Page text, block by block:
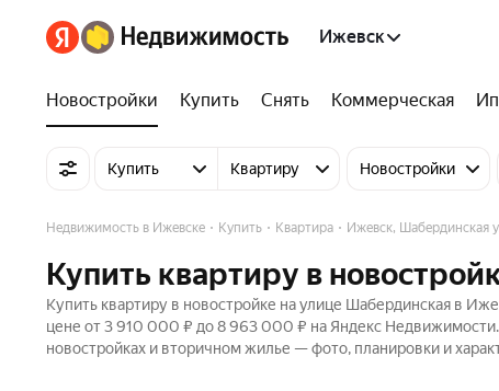
Ижевск
Новостройки Купить Снять Коммерческая
Купить Квартиру Новостройки
Недвижимость в Ижевске Купить Квартира Ижевск, Шабердинская
Купить квартиру в
Купить квартиру в новостройке на улице Шабердинская в
цене от 3 910 000 ₽ до 8 963 000 ₽ на Яндекс
новостройках и вторичном жилье — фото, планировки и